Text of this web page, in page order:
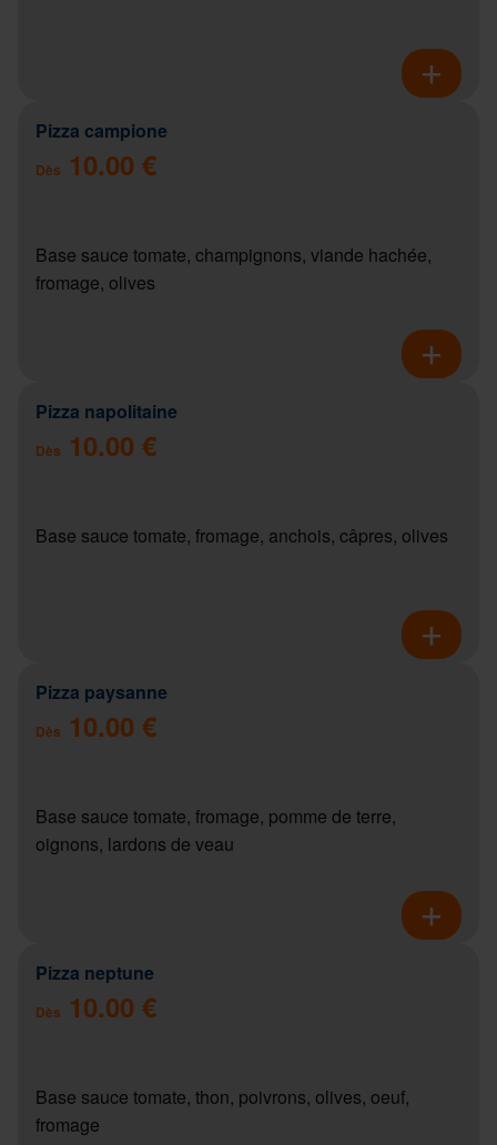
Pizza campione
Dès 10.00 €
Base sauce tomate, champignons, viande hachée,
fromage, olives
Pizza napolitaine
Dès 10.00 €
Base sauce tomate, fromage, anchois, câpres, olives
Pizza paysanne
Dès 10.00 €
Base sauce tomate, fromage, pomme de terre,
oignons, lardons de veau
Pizza neptune
Dès 10.00 €
Base sauce tomate, thon, poivrons, olives, oeuf,
fromage